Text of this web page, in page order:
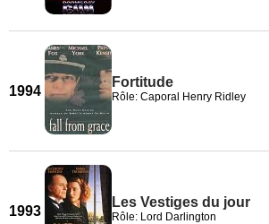
1994
Fortitude
Rôle: Caporal Henry Ridley
1993
Les Vestiges du jour
Rôle: Lord Darlington